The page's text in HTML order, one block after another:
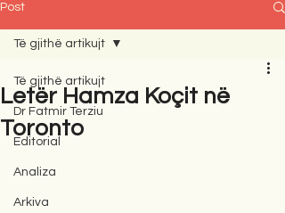
Post
Të gjithë artikujt
Dr Fatmir Terziu
Editorial
Analiza
Arkiva
Të gjithë artikujt
Letër Hamza Koçit në
Toronto